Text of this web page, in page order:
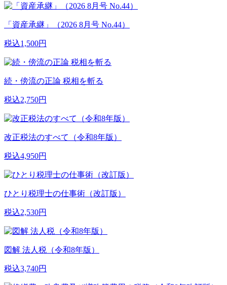
「資産承継」（2026 8月号 No.44）
税込1,500円
続・傍流の正論 税相を斬る
税込2,750円
改正税法のすべて（令和8年版）
税込4,950円
ひとり税理士の仕事術（改訂版）
税込2,530円
図解 法人税（令和8年版）
税込3,740円